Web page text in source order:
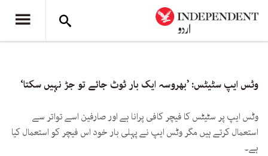
وٹس ایپ سٹیٹس: ’بھروسہ ایک بار ٹوٹ جائے تو جڑ نہیں سکتا‘
وٹس ایپ پر سٹیٹس کا فیچر کافی پرانا ہے اور صارفین اسے تواتر سے
استعمال کرتے ہیں مگر وٹس ایپ نے پہلی بار خود اس فیچر کو استعمال کیا
ہے۔